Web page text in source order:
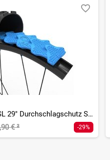
Diamana SL 29" Durchschlagschutz Set
€² -29%